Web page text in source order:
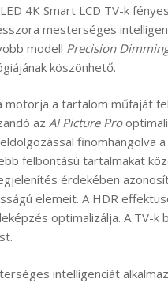
4K Smart LCD TV-k
mesterséges
modell Precision
köszönhető.
a tartalom műfaját
az AI Picture Pro
finomhangolva
felbontású tartalmakat
érdekében
elemeit. A HDR
optimalizálja. A TV-
intelligenciát